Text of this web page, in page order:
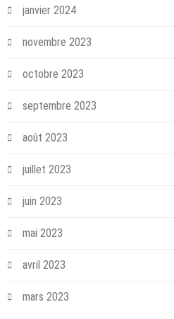
janvier 2024
novembre 2023
octobre 2023
septembre 2023
août 2023
juillet 2023
juin 2023
mai 2023
avril 2023
mars 2023